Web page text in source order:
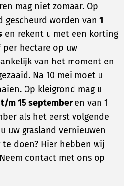
mag niet zomaar. Op
gescheurd worden van 1
en rekent u met een korting
per hectare op uw
van het moment en
Na 10 mei moet u
Op kleigrond mag u
m 15 septemberen van 1
als het eerst volgende
uw grasland vernieuwen
doen? Hier hebben wij
contact met ons op